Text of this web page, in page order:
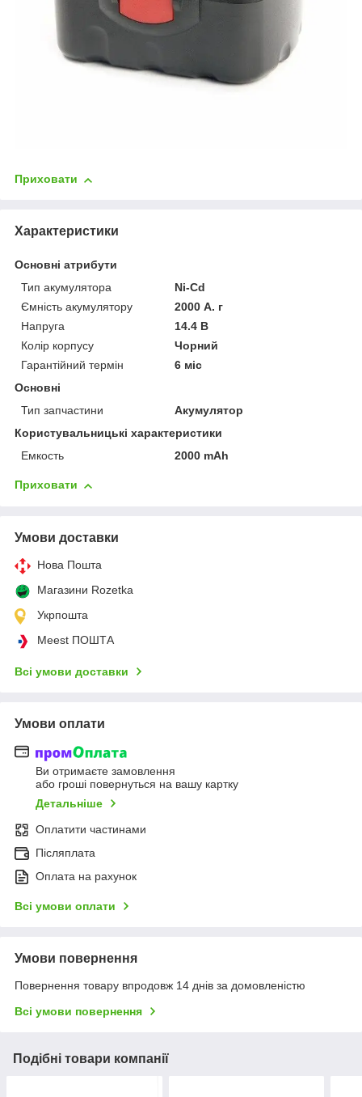
Приховати
Характеристики
Основні атрибути
Тип акумулятора
Ni-Cd
Ємність акумулятору
2000 А. г
Напруга
14.4 В
Колір корпусу
Чорний
Гарантійний термін
6 міс
Основні
Тип запчастини
Акумулятор
Користувальницькі характеристики
Емкость
2000 mAh
Приховати
Умови доставки
Нова Пошта
Магазини Rozetka
Укрпошта
Meest ПОШТА
Всі умови доставки
Умови оплати
Ви отримаєте замовлення
або гроші повернуться на вашу картку
Детальніше
Оплатити частинами
Післяплата
Оплата на рахунок
Всі умови оплати
Умови повернення
Повернення товару впродовж 14 днів за домовленістю
Всі умови повернення
Подібні товари компанії